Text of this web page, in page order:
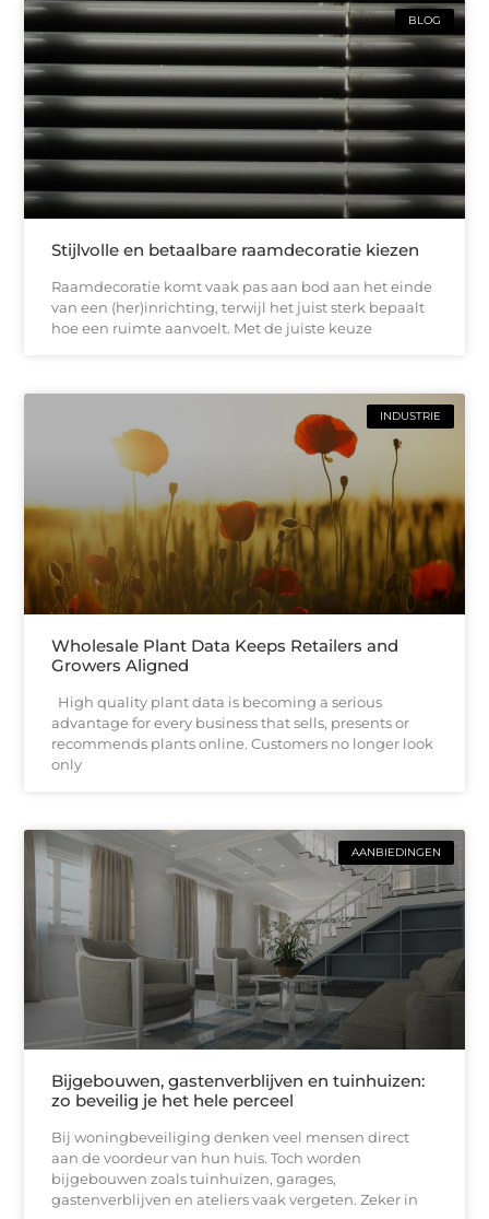
BLOG
Stijlvolle en betaalbare raamdecoratie kiezen
Raamdecoratie komt vaak pas aan bod aan het einde
van een (her)inrichting, terwijl het juist sterk bepaalt
hoe een ruimte aanvoelt. Met de juiste keuze
INDUSTRIE
Wholesale Plant Data Keeps Retailers and
Growers Aligned
High quality plant data is becoming a serious
advantage for every business that sells, presents or
recommends plants online. Customers no longer look
only
AANBIEDINGEN
Bijgebouwen, gastenverblijven en tuinhuizen:
zo beveilig je het hele perceel
Bij woningbeveiliging denken veel mensen direct
aan de voordeur van hun huis. Toch worden
bijgebouwen zoals tuinhuizen, garages,
gastenverblijven en ateliers vaak vergeten. Zeker in